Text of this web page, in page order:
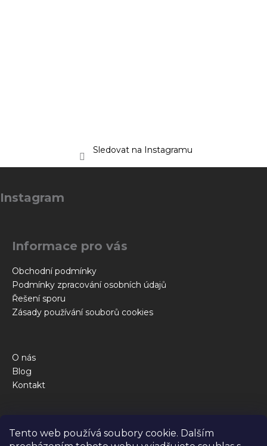
Tento web používá soubory cookie. Dalším
Sledovat na Instagramu
á
p
Instagram
Informace pro vás
Obchodní podmínky
Podmínky zpracování osobních údajů
Řešení sporu
Zásady používání souborů cookies
O nás
Blog
Kontakt
Obchod